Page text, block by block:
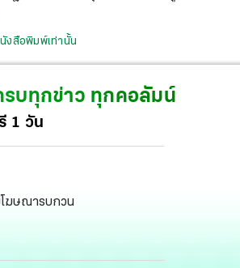
งสือพิมพ์เท่านั้น
รบทุกข่าว ทุกคอลัมน์
1 วัน
โฆษณารบกวน